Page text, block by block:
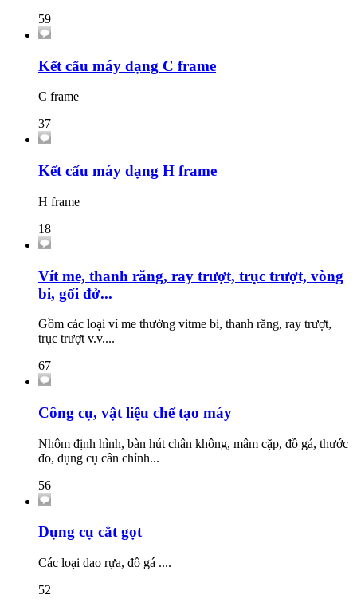
59
Kết cấu máy dạng C frame
C frame
37
Kết cấu máy dạng H frame
H frame
18
Vít me, thanh răng, ray trượt, trục trượt, vòng
bi, gối đở...
Gồm các loại ví me thường vitme bi, thanh răng, ray trượt,
trục trượt v.v....
67
Công cụ, vật liệu chế tạo máy
Nhôm định hình, bàn hút chân không, mâm cặp, đồ gá, thước
đo, dụng cụ cân chỉnh...
56
Dụng cụ cắt gọt
Các loại dao rựa, đồ gá ....
52